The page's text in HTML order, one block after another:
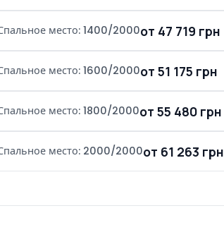
место: 1400/2000от 47 719 грн
место: 1600/2000от 51 175 грн
место: 1800/2000от 55 480 грн
место: 2000/2000от 61 263 грн